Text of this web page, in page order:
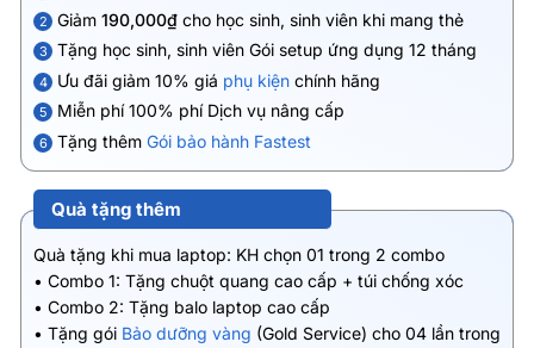
2 Giảm 190,000₫ cho học sinh, sinh viên khi mang thẻ
3 Tặng học sinh, sinh viên Gói setup ứng dụng 12 tháng
4 Ưu đãi giảm 10% giá phụ kiện chính hãng
5 Miễn phí 100% phí Dịch vụ nâng cấp
6 Tặng thêm Gói bảo hành Fastest
Quà tặng thêm
Quà tặng khi mua laptop: KH chọn 01 trong 2 combo
• Combo 1: Tặng chuột quang cao cấp + túi chống xóc
• Combo 2: Tặng balo laptop cao cấp
• Tặng gói Bảo dưỡng vàng (Gold Service) cho 04 lần trong